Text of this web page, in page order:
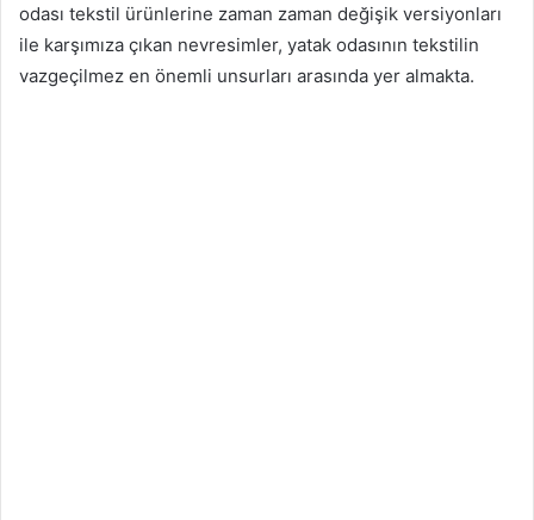
odası tekstil ürünlerine zaman zaman değişik versiyonları
ile karşımıza çıkan nevresimler, yatak odasının tekstilin
vazgeçilmez en önemli unsurları arasında yer almakta.